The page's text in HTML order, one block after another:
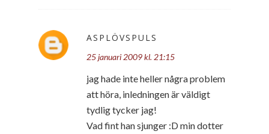
ASPLÖVSPULS
25 januari 2009 kl. 21:15
jag hade inte heller några problem
att höra, inledningen är väldigt
tydlig tycker jag!
Vad fint han sjunger :D min dotter